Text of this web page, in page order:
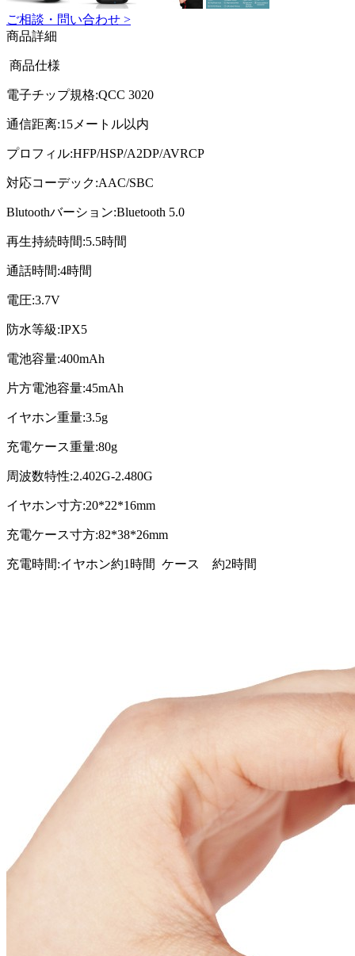
ご相談・問い合わせ >
商品詳細
商品仕様
電子チップ規格:QCC 3020
通信距离:15メートル以内
プロフィル:HFP/HSP/A2DP/AVRCP
対応コーデック:AAC/SBC
Blutoothバーション:Bluetooth 5.0
再生持続時間:5.5時間
通話時間:4時間
電圧:3.7V
防水等級:IPX5
電池容量:400mAh
片方電池容量:45mAh
イヤホン重量:3.5g
充電ケース重量:80g
周波数特性:2.402G-2.480G
イヤホン寸方:20*22*16mm
充電ケース寸方:82*38*26mm
充電時間:イヤホン約1時間 ケース 約2時間